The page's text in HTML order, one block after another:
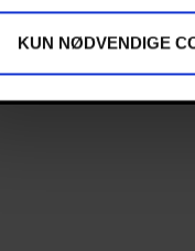
KUN NØDVENDIGE